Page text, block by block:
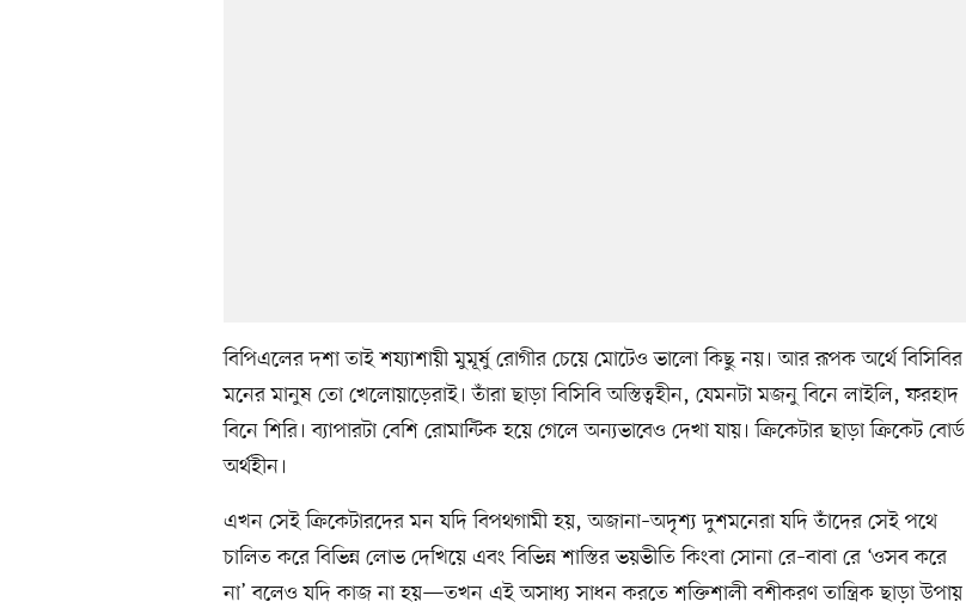
বিপিএলের দশা তাই শয্যাশায়ী মুমূর্ষু রোগীর চেয়ে মোটেও ভালো কিছু নয়। আর রূপক অর্থে বিসিবির
মনের মানুষ তো খেলোয়াড়েরাই। তাঁরা ছাড়া বিসিবি অস্তিত্বহীন, যেমনটা মজনু বিনে লাইলি, ফরহাদ
বিনে শিরি। ব্যাপারটা বেশি রোমান্টিক হয়ে গেলে অন্যভাবেও দেখা যায়। ক্রিকেটার ছাড়া ক্রিকেট বোর্ড
অর্থহীন।
এখন সেই ক্রিকেটারদের মন যদি বিপথগামী হয়, অজানা–অদৃশ্য দুশমনেরা যদি তাঁদের সেই পথে
চালিত করে বিভিন্ন লোভ দেখিয়ে এবং বিভিন্ন শাস্তির ভয়ভীতি কিংবা সোনা রে–বাবা রে ‘ওসব করে
না’ বলেও যদি কাজ না হয়—তখন এই অসাধ্য সাধন করতে শক্তিশালী বশীকরণ তান্ত্রিক ছাড়া উপায়